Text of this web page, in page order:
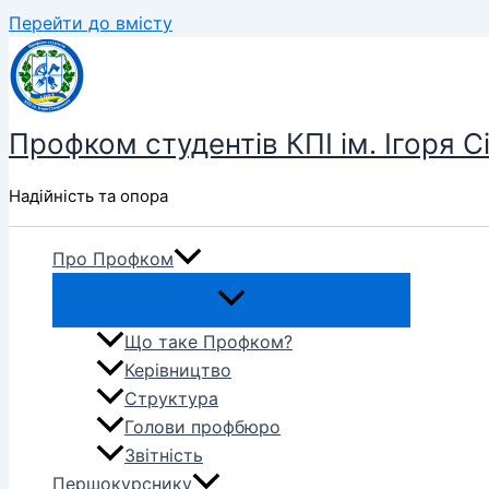
Перейти до вмісту
Профком студентів КПІ ім. Ігоря
Надійність та опора
Про Профком
Що таке Профком?
Керівництво
Структура
Голови профбюро
Звітність
Першокурснику